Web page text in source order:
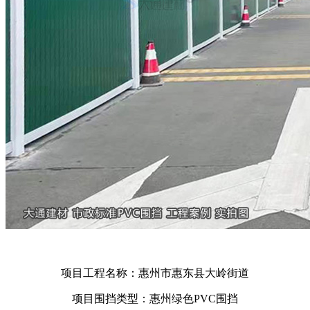
项目工程名称：惠州市惠东县大岭街道
项目围挡类型：惠州绿色PVC围挡